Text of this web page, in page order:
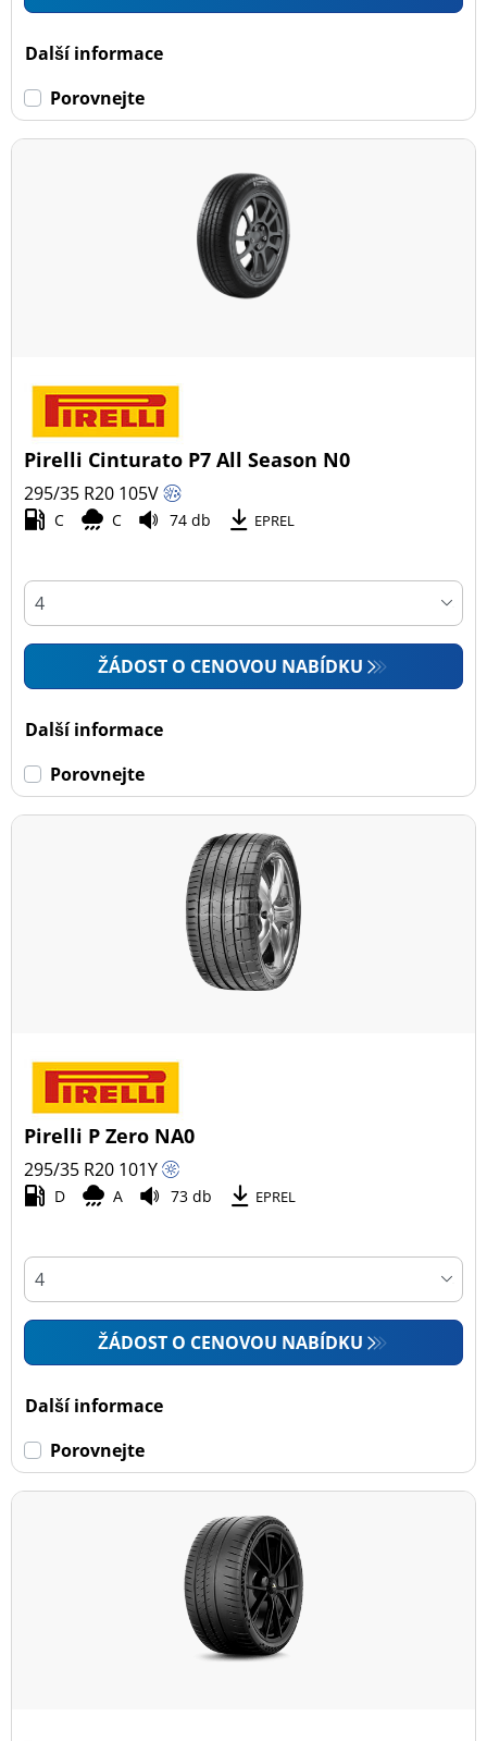
Další informace
Porovnejte
Pirelli Cinturato P7 All Season N0
295/35 R20 105V
C C 74 db EPREL
ŽÁDOST O CENOVOU NABÍDKU
Další informace
Porovnejte
Pirelli P Zero NA0
295/35 R20 101Y
D A 73 db EPREL
ŽÁDOST O CENOVOU NABÍDKU
Další informace
Porovnejte